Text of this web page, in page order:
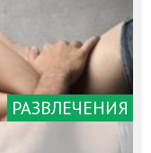
РАЗВЛЕЧЕНИЯ